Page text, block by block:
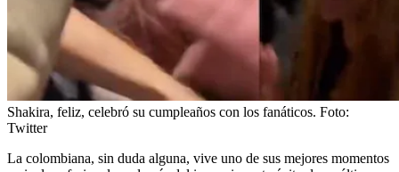
Shakira, feliz, celebró su cumpleaños con los fanáticos. Foto:
Twitter
La colombiana, sin duda alguna, vive uno de sus mejores momentos